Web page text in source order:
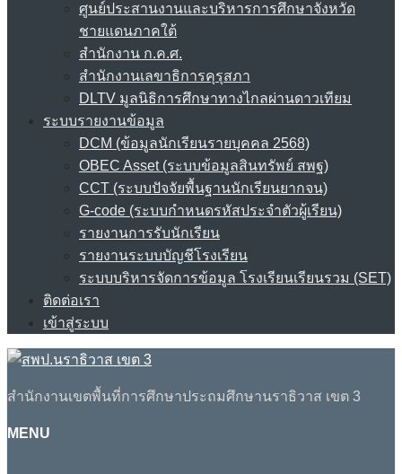
ศูนย์ประสานงานและบริหารการศึกษาจังหวัด
ชายแดนภาคใต้
สำนักงาน ก.ค.ศ.
สำนักงานเลขาธิการคุรุสภา
DLTV มูลนิธิการศึกษาทางไกลผ่านดาวเทียม
ระบบรายงานข้อมูล
DCM (ข้อมูลนักเรียนรายบุคคล 2568)
OBEC Asset (ระบบข้อมูลสินทรัพย์ สพฐ)
CCT (ระบบปัจจัยพื้นฐานนักเรียนยากจน)
G-code (ระบบกำหนดรหัสประจำตัวผู้เรียน)
รายงานการรับนักเรียน
รายงานระบบบัญชีโรงเรียน
ระบบบริหารจัดการข้อมูล โรงเรียนเรียนรวม (SET)
ติดต่อเรา
เข้าสู่ระบบ
สำนักงานเขตพื้นที่การศึกษาประถมศึกษานราธิวาส เขต 3
MENU